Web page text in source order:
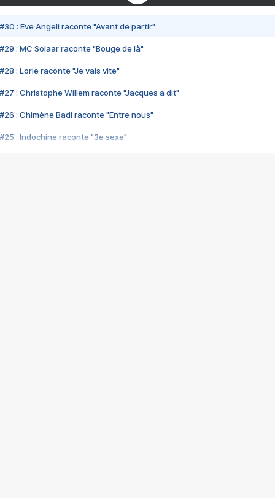
#30 : Eve Angeli raconte "Avant de partir"
#29 : MC Solaar raconte "Bouge de là"
#28 : Lorie raconte "Je vais vite"
#27 : Christophe Willem raconte "Jacques a dit"
#26 : Chimène Badi raconte "Entre nous"
#25 : Indochine raconte "3e sexe"